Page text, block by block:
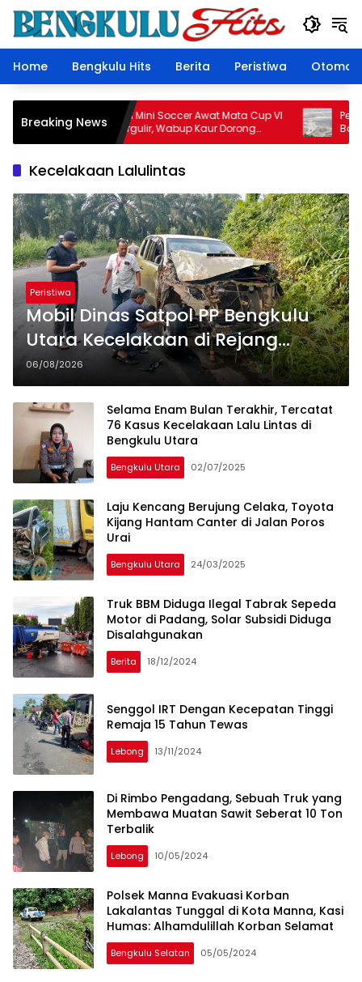
Langsung
konten
Home
Bengkulu Hits Berita Peristiwa
Breaking NewsTurnamen Mini Soccer Awat Mata Cup VI
Resmi Bergulir, Wabup Kaur Dorong
Sportivitas dan Pemberdayaan Ekonomi
Batu
Sorotan
Kecelakaan Lalulintas
Peristiwa
Mobil Dinas Satpol PP Bengkulu
Utara Kecelakaan di Rejang
Lebong, Identitas Pengemudi Tuai
Sorotan
06/08/2026
Selama Enam Bulan Terakhir, Tercatat
76 Kasus Kecelakaan Lalu Lintas di
Bengkulu Utara
Bengkulu Utara 02/07/2025
Laju Kencang Berujung Celaka, Toyota
Kijang Hantam Canter di Jalan Poros
Urai
Bengkulu Utara 24/03/2025
Truk BBM Diduga Ilegal Tabrak Sepeda
Motor di Padang, Solar Subsidi Diduga
Disalahgunakan
Berita 18/12/2024
Senggol IRT Dengan Kecepatan Tinggi
Remaja 15 Tahun Tewas
Lebong 13/11/2024
Di Rimbo Pengadang, Sebuah Truk yang
Membawa Muatan Sawit Seberat 10 Ton
Terbalik
Lebong 10/05/2024
Polsek Manna Evakuasi Korban
Lakalantas Tunggal di Kota Manna, Kasi
Humas: Alhamdulillah Korban Selamat
Bengkulu Selatan 05/05/2024